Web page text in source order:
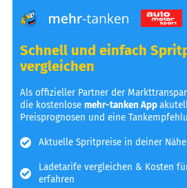
Schnell und einfach
vergleichen
Als offizieller Partner der
die kostenlosemehr-tanken App
Preisprognosen und eine
Aktuelle Spritpreise in deiner
Ladetarife vergleichen & Kosten
erfahren